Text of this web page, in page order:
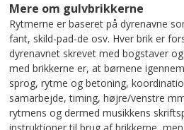
Mere om gulvbrikkerne
Rytmerne er baseret på dyrenavne
fant, skild-pad-de osv. Hver brik er
dyrenavnet skrevet med bogstaver
med brikkerne er, at børnene
sprog, rytme og betoning,
samarbejde, timing, højre/venstre
rytmens og dermed musikkens